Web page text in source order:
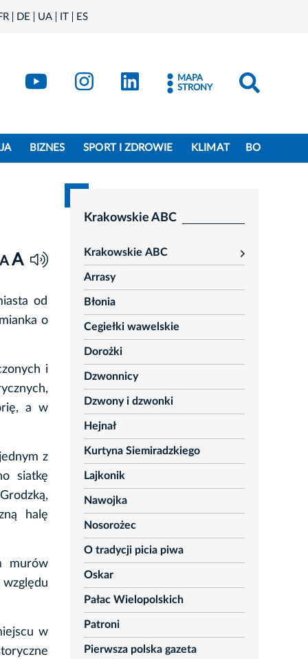
DE UA IT ES
Kraków - X
Kraków - YouTube
Kraków - Instagram
Kraków - LinkedIn
MAPA
STRONY
BIZNES SPORT I ZDROWIE KLIMAT BO
A A
od
o
i
a w
z
siatkę
halę
murów
w
Krakowskie ABC
Krakowskie ABC
rozwiń
Arrasy
Błonia
Cegiełki wawelskie
Dorożki
Dzwonnicy
Dzwony i dzwonki
Hejnał
Kurtyna Siemiradzkiego
Lajkonik
Nawojka
Nosorożec
O tradycji picia piwa
Oskar
Pałac Wielopolskich
Patroni
Pierwsza polska gazeta